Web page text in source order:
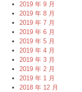
2019 年 9 月
2019 年 8 月
2019 年 7 月
2019 年 6 月
2019 年 5 月
2019 年 4 月
2019 年 3 月
2019 年 2 月
2019 年 1 月
2018 年 12 月